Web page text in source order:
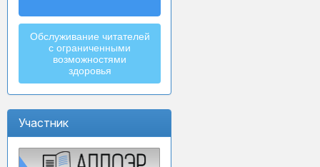
Обслуживание читателей
с ограниченными
возможностями
здоровья
Участник